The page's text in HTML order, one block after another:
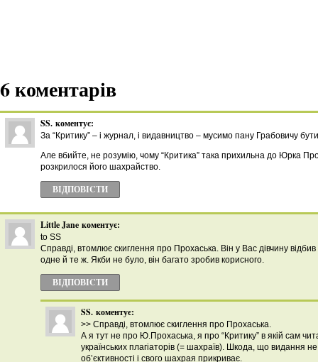
6 коментарів
SS. коментує:
За “Критику” – і журнал, і видавництво – мусимо пану Грабовичу
Але вбийте, не розумію, чому “Критика” така прихильна до Юрка
розкрилося його шахрайство.
ВІДПОВІCТИ
Little Jane коментує:
to SS
Справді, втомлює скиглення про Прохаська. Він у Вас дівчину
одне й те ж. Якби не було, він багато зробив корисного.
ВІДПОВІCТИ
SS. коментує:
>> Справді, втомлює скиглення про Прохаська.
А я тут не про Ю.Прохаська, я про “Критику” в якій сам
українських плагіаторів (= шахраїв). Шкода, що видання
об’єктивності і свого шахрая прикриває.